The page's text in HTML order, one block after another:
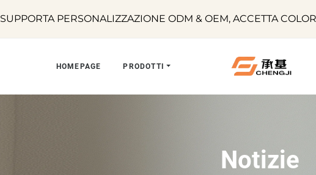
SUPPORTA PERSONALIZZAZIONE ODM & OEM, ACCETTA
HOMEPAGE PRODOTTI
Notizie